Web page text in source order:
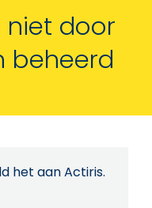
niet door
beheerd
het aan Actiris.